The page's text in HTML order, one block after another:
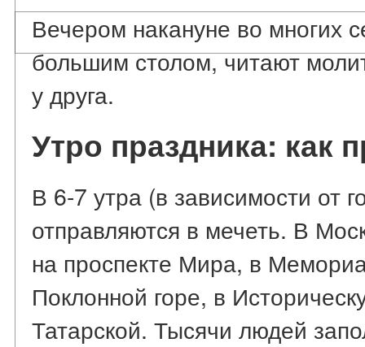
Вечером накануне во многих
большим столом, читают
у друга.
Утро праздника: как
В 6-7 утра (в зависимости от
отправляются в мечеть. В
на проспекте Мира, в
Поклонной горе, в
Татарской. Тысячи людей